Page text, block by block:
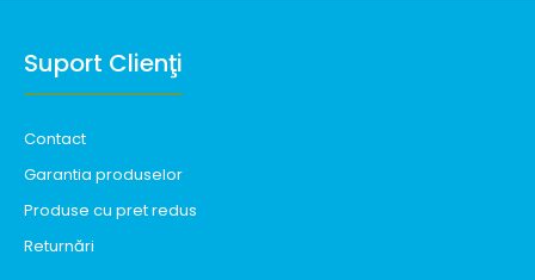
Suport Clienţi
Contact
Garantia produselor
Produse cu pret redus
Returnări